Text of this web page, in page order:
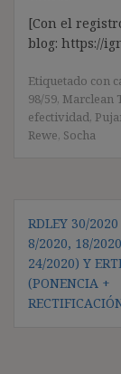
[Con el
blog: https://
Etiquetado con
98/59, Marclean
efectividad,
Rewe, Socha
de
entradas
RDLEY 30/
8/2020, 18/
24/2020) Y
(PONENCIA +